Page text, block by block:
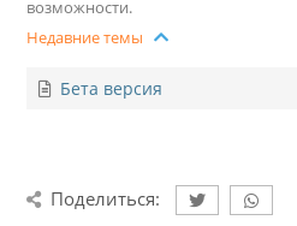
возможности.
Недавние темы
Бета версия
Поделиться: